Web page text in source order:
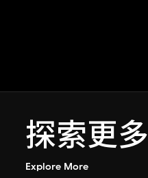
探索更多
Explore More